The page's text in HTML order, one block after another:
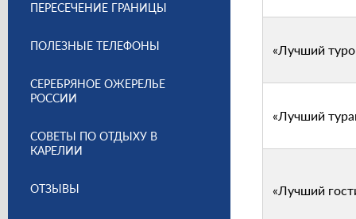
«Лучший
«Лучший
«Лучший
ПЕРЕСЕЧЕНИЕ ГРАНИЦЫ
ПОЛЕЗНЫЕ ТЕЛЕФОНЫ
СЕРЕБРЯНОЕ ОЖЕРЕЛЬЕ
РОССИИ
СОВЕТЫ ПО ОТДЫХУ В
КАРЕЛИИ
ОТЗЫВЫ